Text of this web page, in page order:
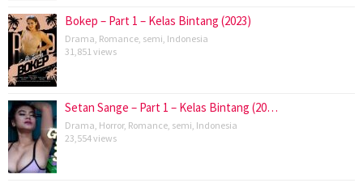
Bokep – Part 1 – Kelas Bintang (2023)
Drama Romance semi Indonesia
31,851 views
Setan Sange – Part 1 – Kelas Bintang (20…
Drama Horror, Romance semi Indonesia
23,554 views